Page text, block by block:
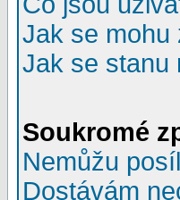
Jak se mohu
Jak se stanu
Soukromé
Nemůžu
Dostávám